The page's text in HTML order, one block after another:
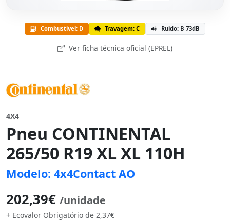
Combustível: D Travagem: C Ruído: B 73dB
Ver ficha técnica oficial (EPREL)
4X4
Pneu CONTINENTAL
265/50 R19 XL XL 110H
Modelo: 4x4Contact AO
202,39€ /unidade
+ Ecovalor Obrigatório de 2,37€